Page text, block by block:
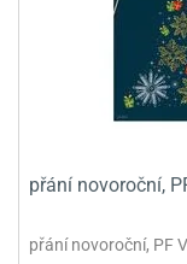
přání novoroční,
přání novoroční, PF